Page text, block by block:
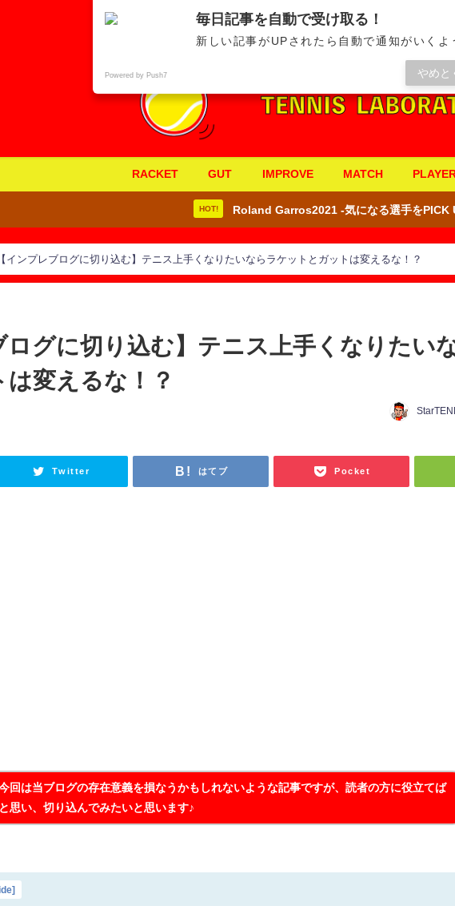
RACKET GUT IMPROVE MATCH
HOT! Roland Garros2021 -気になる選手をPICK
【インプレブログに切り込む】テニス上手くなりたいならラケットとガットは変えるな！？
ログに切り込む】テニス上手くなりたい
変えるな！？
Twitter はてブ Pocket
回は当ブログの存在意義を損なうかもしれないような記事ですが、読者の方に役立てば
と思い、切り込んでみたいと思います♪
]
毎日記事を自動で受け取る！
新しい記事がUPされたら自動で通知がいくよ
Powered by Push7 やめと